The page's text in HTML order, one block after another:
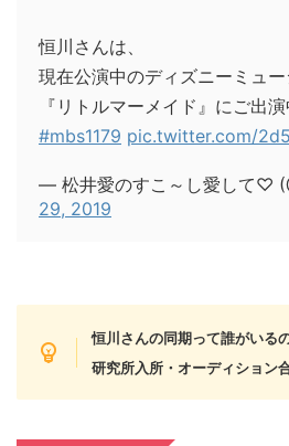
恒川さんは、
現在公演中のディズニーミュ
『リトルマーメイド』にご出
#mbs1179 pic.twitter.com/
— 松井愛のすこ～し愛して♡
29, 2019
恒川さんの同期って誰がいる
研究所入所・オーディション